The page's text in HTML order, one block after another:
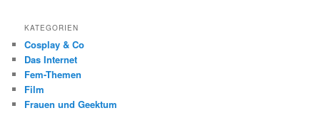
KATEGORIEN
Cosplay & Co
Das Internet
Fem-Themen
Film
Frauen und Geektum